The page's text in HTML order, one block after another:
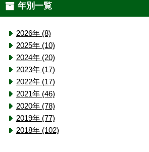
年別一覧
2026年 (8)
2025年 (10)
2024年 (20)
2023年 (17)
2022年 (17)
2021年 (46)
2020年 (78)
2019年 (77)
2018年 (102)